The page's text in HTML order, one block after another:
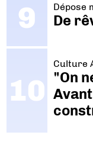
Dépose
De
Culture
"On